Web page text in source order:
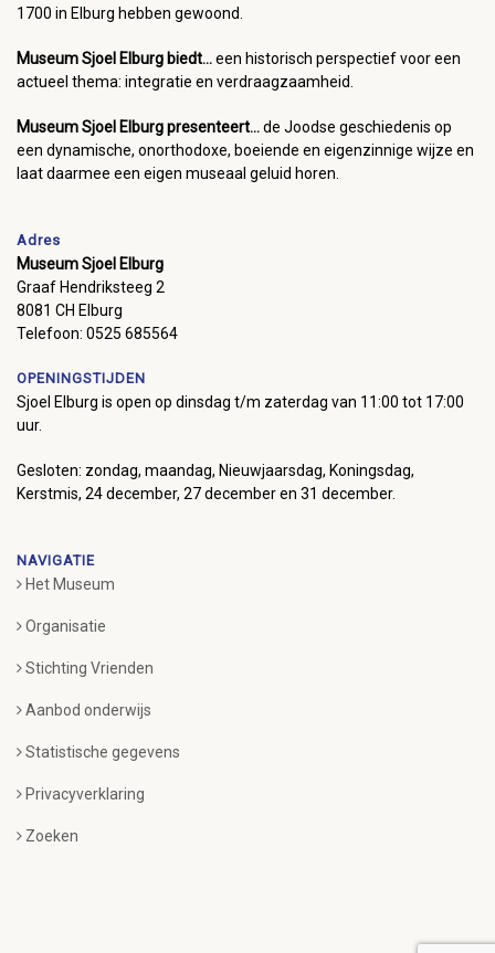
1700 in Elburg hebben gewoond.
Museum Sjoel Elburg biedt...een historisch perspectief voor een
actueel thema: integratie en verdraagzaamheid.
Museum Sjoel Elburg presenteert...de Joodse geschiedenis op
een dynamische, onorthodoxe, boeiende en eigenzinnige wijze en
laat daarmee een eigen museaal geluid horen.
Adres
Museum Sjoel Elburg
Graaf Hendriksteeg 2
8081 CH Elburg
Telefoon: 0525 685564
OPENINGSTIJDEN
Sjoel Elburg is open op dinsdag t/m zaterdag van 11:00 tot 17:00
uur.
Gesloten: zondag, maandag, Nieuwjaarsdag, Koningsdag,
Kerstmis, 24 december, 27 december en 31 december.
NAVIGATIE
Het Museum
Organisatie
Stichting Vrienden
Aanbod onderwijs
Statistische gegevens
Privacyverklaring
Zoeken